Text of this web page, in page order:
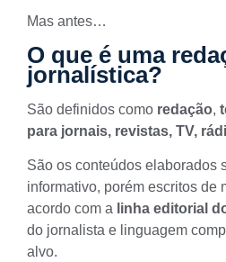
Mas antes…
O que é uma
jornalística?
São definidos como redação,
para jornais, revistas, TV,
São os conteúdos elaborados
informativo, porém escritos de
acordo com a linha editorial
do jornalista e linguagem
alvo.